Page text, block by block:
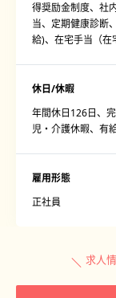
得奨励金制度、社
当、定期健康診断
給)、在宅手当（在
休日/休暇
年間休日126日、
児・介護休暇、有
雇用形態
正社員
求人